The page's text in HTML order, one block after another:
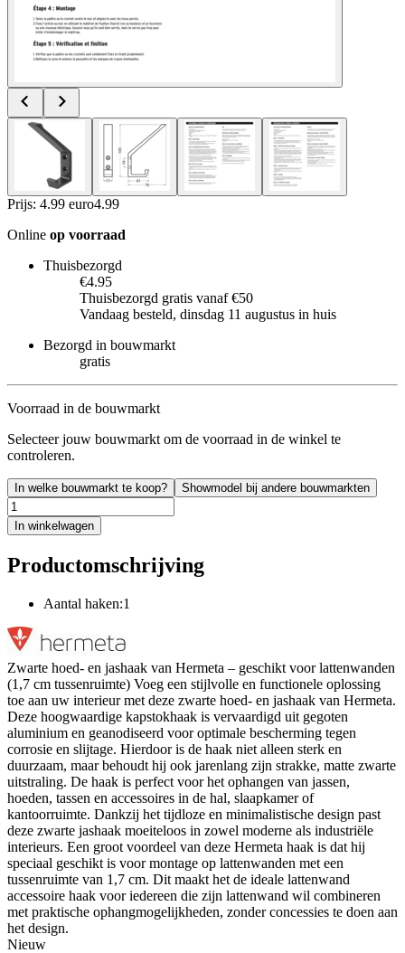
Prijs: 4.99 euro4.99
Online op voorraad
Thuisbezorgd
€4.95
Thuisbezorgd gratis vanaf €50
Vandaag besteld, dinsdag 11 augustus in huis
Bezorgd in bouwmarkt
gratis
Voorraad in de bouwmarkt
Selecteer jouw bouwmarkt om de voorraad in de winkel te
controleren.
In welke bouwmarkt te koop? Showmodel bij andere bouwmarkten
In winkelwagen
Productomschrijving
Aantal haken:1
Zwarte hoed- en jashaak van Hermeta – geschikt voor lattenwanden
(1,7 cm tussenruimte) Voeg een stijlvolle en functionele oplossing
toe aan uw interieur met deze zwarte hoed- en jashaak van Hermeta.
Deze hoogwaardige kapstokhaak is vervaardigd uit gegoten
aluminium en geanodiseerd voor optimale bescherming tegen
corrosie en slijtage. Hierdoor is de haak niet alleen sterk en
duurzaam, maar behoudt hij ook jarenlang zijn strakke, matte zwarte
uitstraling. De haak is perfect voor het ophangen van jassen,
hoeden, tassen en accessoires in de hal, slaapkamer of
kantoorruimte. Dankzij het tijdloze en minimalistische design past
deze zwarte jashaak moeiteloos in zowel moderne als industriële
interieurs. Een groot voordeel van deze Hermeta haak is dat hij
speciaal geschikt is voor montage op lattenwanden met een
tussenruimte van 1,7 cm. Dit maakt het de ideale lattenwand
accessoire haak voor iedereen die zijn lattenwand wil combineren
met praktische ophangmogelijkheden, zonder concessies te doen aan
het design.
Nieuw